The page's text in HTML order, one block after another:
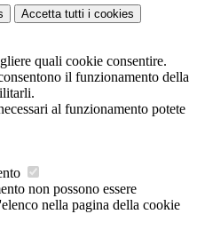
Accetta tutti i cookies
quali cookie consentire.
il funzionamento della
al funzionamento potete
non possono essere
nella pagina della cookie